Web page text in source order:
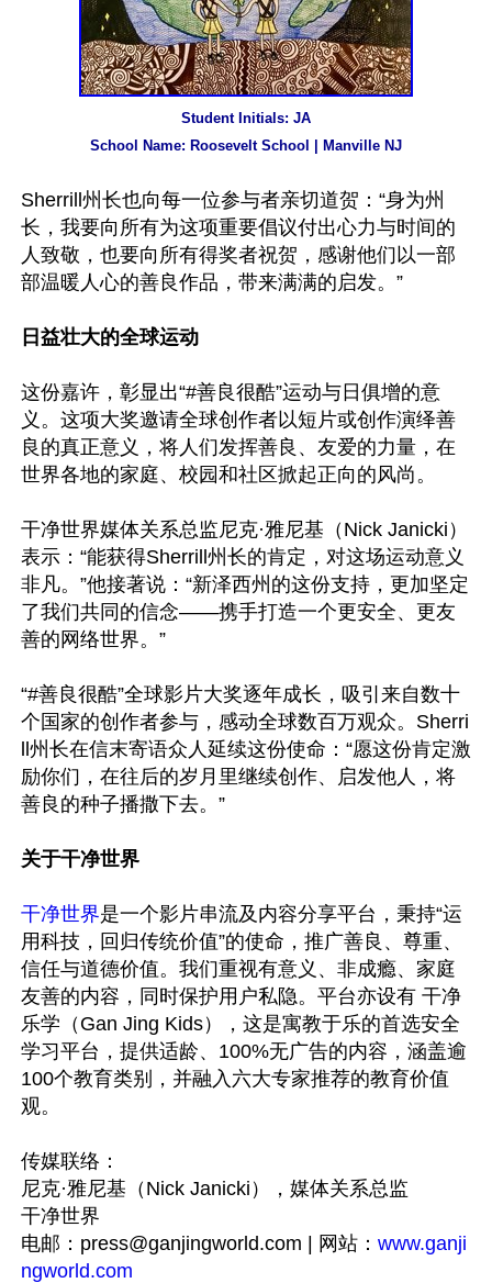
Student Initials: JA
School Name: Roosevelt School | Manville NJ
Sherrill州长也向每一位参与者亲切道贺：“身为州
长，我要向所有为这项重要倡议付出心力与时间的
人致敬，也要向所有得奖者祝贺，感谢他们以一部
部温暖人心的善良作品，带来满满的启发。”
日益壮大的全球运动
这份嘉许，彰显出“#善良很酷”运动与日俱增的意
义。这项大奖邀请全球创作者以短片或创作演绎善
良的真正意义，将人们发挥善良、友爱的力量，在
世界各地的家庭、校园和社区掀起正向的风尚。
干净世界媒体关系总监尼克·雅尼基（Nick Janicki）
表示：“能获得Sherrill州长的肯定，对这场运动意义
非凡。”他接著说：“新泽西州的这份支持，更加坚定
了我们共同的信念——携手打造一个更安全、更友
善的网络世界。”
“#善良很酷”全球影片大奖逐年成长，吸引来自数十
个国家的创作者参与，感动全球数百万观众。Sherri
ll州长在信末寄语众人延续这份使命：“愿这份肯定激
励你们，在往后的岁月里继续创作、启发他人，将
善良的种子播撒下去。”
关于干净世界
干净世界是一个影片串流及内容分享平台，秉持“运
用科技，回归传统价值”的使命，推广善良、尊重、
信任与道德价值。我们重视有意义、非成瘾、家庭
友善的内容，同时保护用户私隐。平台亦设有 干净
乐学（Gan Jing Kids），这是寓教于乐的首选安全
学习平台，提供适龄、100%无广告的内容，涵盖逾
100个教育类别，并融入六大专家推荐的教育价值
观。
传媒联络：
尼克·雅尼基（Nick Janicki），媒体关系总监
干净世界
电邮： press@ganjingworld.com | 网站： www.ganji
ngworld.com